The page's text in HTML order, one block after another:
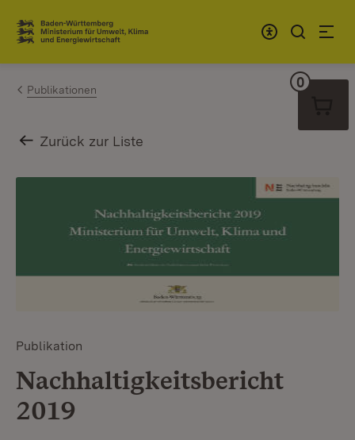
Zum Inhalt springen
Link zur Startseite
Publikationen
Zurück zur Liste
Publikation
Nachhaltigkeitsbericht
2019
0